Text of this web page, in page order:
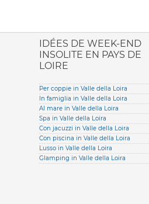
italiana
IDÉES DE WEEK-END
INSOLITE EN PAYS DE
LOIRE
Per coppie in Valle della Loira
In famiglia in Valle della Loira
Al mare in Valle della Loira
Spa in Valle della Loira
Con jacuzzi in Valle della Loira
Con piscina in Valle della Loira
Lusso in Valle della Loira
Glamping in Valle della Loira